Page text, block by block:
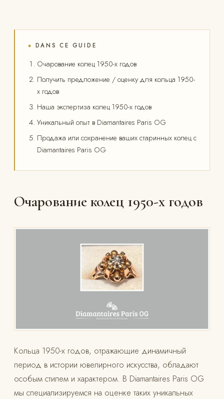
◆ DANS CE GUIDE
Очарование колец 1950-х годов
Получить предложение / оценку для кольца 1950-
х годов
Наша экспертиза колец 1950-х годов
Уникальный опыт в Diamantaires Paris OG
Продажа или сохранение ваших старинных колец с
Diamantaires Paris OG
Очарование колец 1950-х годов
Кольца 1950-х годов, отражающие динамичный
период в истории ювелирного искусства, обладают
особым стилем и характером. В Diamantaires Paris OG
мы специализируемся на оценке таких уникальных